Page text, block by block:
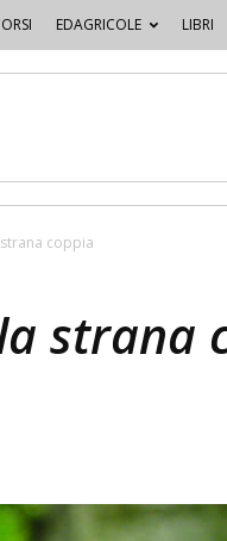
EDAGRICOLE LIBRI
coppia
strana